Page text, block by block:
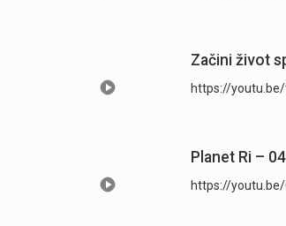
Začini život
https://
Planet Ri –
https://youtu.be/